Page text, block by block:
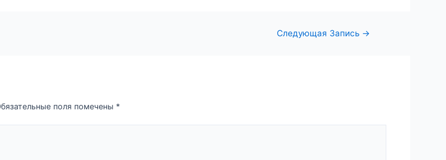
Следующая Запись →
поля помечены *